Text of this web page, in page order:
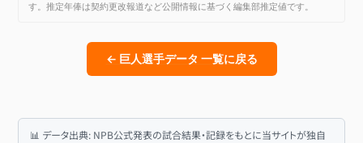
す。推定年俸は契約更改報道など公開情報に基づく編集部推定値です。
← 巨人選手データ 一覧に戻る
📊 データ出典: NPB公式発表の試合結果・記録をもとに当サイトが独自